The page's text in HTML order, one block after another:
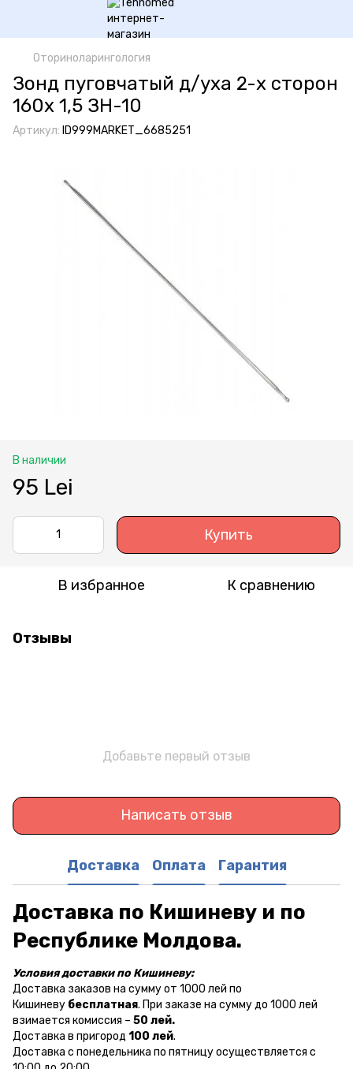
Оториноларингология
Зонд пуговчатый д/уха 2-х сторон
160х 1,5 ЗН-10
Артикул: ID999MARKET_6685251
В наличии
95 Lei
Купить
В избранное К сравнению
Отзывы
Добавьте первый отзыв
Написать отзыв
Доставка Оплата Гарантия
Доставка по Кишиневу и по
Республике Молдова.
Условия доставки по Кишиневу:
Доставка заказов на сумму от 1000 лей по
Кишиневу бесплатная. При заказе на сумму до 1000 лей
взимается комиссия – 50 лей.
Доставка в пригород 100 лей.
Доставка с понедельника по пятницу осуществляется с